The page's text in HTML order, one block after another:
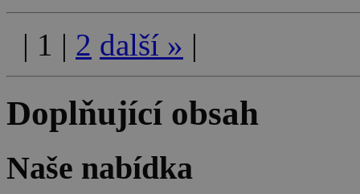
| 1 | 2 další » |
Doplňující obsah
Naše nabídka